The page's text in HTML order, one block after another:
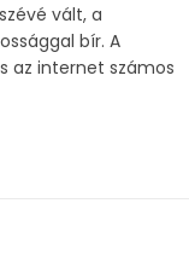
vált, a
bír. A
az internet számos